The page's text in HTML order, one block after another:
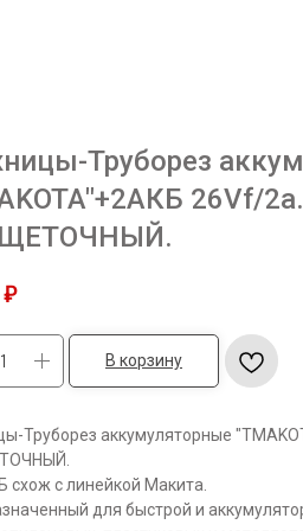
Труборез
26Vf/
₽
В корзину
Труборез аккумуляторные
схож с линейкой Макита.
для быстрой и